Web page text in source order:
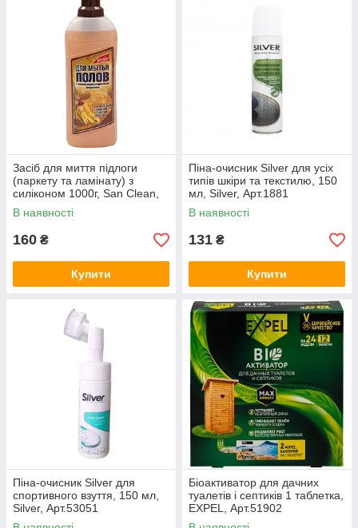
Засіб для миття підлоги
(паркету та ламінату) з
силіконом 1000г, San Clean,
Арт.47896
В наявності
160 ₴
Купити
Піна-очисник Silver для усіх
типів шкіри та текстилю, 150
мл, Silver, Арт.1881
В наявності
131 ₴
Купити
Піна-очисник Silver для
спортивного взуття, 150 мл,
Silver, Арт.53051
Біоактиватор для дачних
туалетів і септиків 1 таблетка,
EXPEL, Арт.51902